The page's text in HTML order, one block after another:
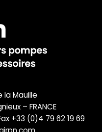
la Mauille
– FRANCE
+33 (0)4 79 62 19 69